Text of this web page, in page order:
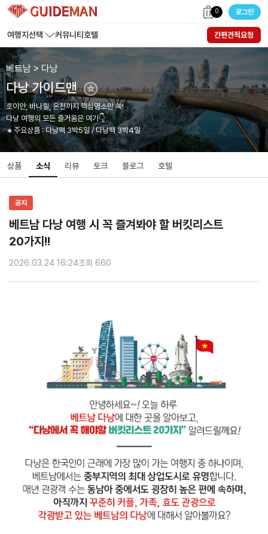
0 로그인
여행지선택 커뮤니티 호텔 간편견적요청
베트남 > 다낭
다낭 가이드맨 ☆
호이안, 바나힐, 온천까지 핵심명소만 쏙!
다낭 여행의 모든 즐거움은 여기👇
🔸주요상품 : 다낭팩 3박5일 / 다낭팩 3박4일
상품 소식 리뷰 토크 블로그 호텔
공지
베트남 다낭 여행 시 꼭 즐겨봐야 할 버킷리스트
20가지!!
2026.03.24 16:24조회 660